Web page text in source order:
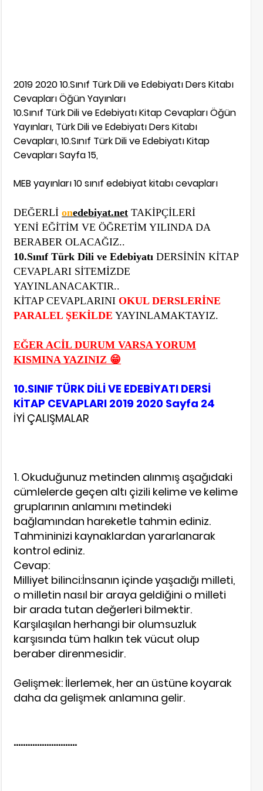
2019 2020 10.Sınıf Türk Dili ve Edebiyatı Ders Kitabı
Cevapları Öğün Yayınları
10.Sınıf Türk Dili ve Edebiyatı Kitap Cevapları Öğün
Yayınları, Türk Dili ve Edebiyatı Ders Kitabı
Cevapları, 10.Sınıf Türk Dili ve Edebiyatı Kitap
Cevapları Sayfa 15,
MEB yayınları 10 sınıf edebiyat kitabı cevapları
DEĞERLİonedebiyat.net TAKİPÇİLERİ
YENİ EĞİTİM VE ÖĞRETİM YILINDA DA
BERABER OLACAĞIZ..
10.Sınıf Türk Dili ve EdebiyatıDERSİNİN KİTAP
CEVAPLARI SİTEMİZDE
YAYINLANACAKTIR..
KİTAP CEVAPLARINIOKUL DERSLERİNE
PARALEL ŞEKİLDE YAYINLAMAKTAYIZ.
EĞER ACİL DURUM VARSA YORUM
KISMINA YAZINIZ 😁
10.SINIF TÜRK DİLİ VE EDEBİYATI DERSİ
KİTAP CEVAPLARI 2019 2020 Sayfa 24
İYİ ÇALIŞMALAR
1. Okuduğunuz metinden alınmış aşağıdaki
cümlelerde geçen altı çizili kelime ve kelime
gruplarının anlamını metindeki
bağlamından hareketle tahmin ediniz.
Tahmininizi kaynaklardan yararlanarak
kontrol ediniz.
Cevap:
Milliyet bilinci:İnsanın içinde yaşadığı milleti,
o milletin nasıl bir araya geldiğini o milleti
bir arada tutan değerleri bilmektir.
Karşılaşılan herhangi bir olumsuzluk
karşısında tüm halkın tek vücut olup
beraber direnmesidir.
Gelişmek: İlerlemek, her an üstüne koyarak
daha da gelişmek anlamına gelir.
...……………………